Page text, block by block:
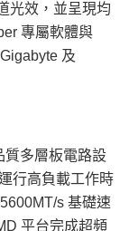
光效，並呈現均
專屬軟體與
及
質多層板電路設
行高負載工作時
s 基礎速
平台完成超頻